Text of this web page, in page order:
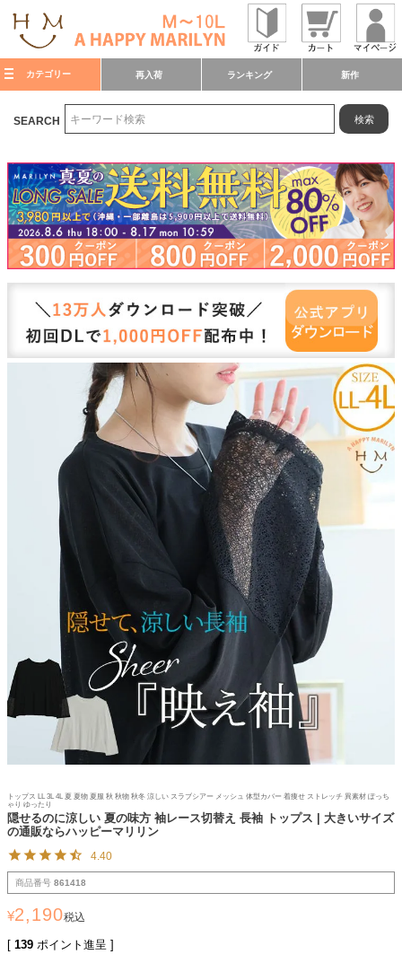
カテゴリー 再入荷 ランキング 新作
SEARCH 検索
トップス LL 3L 4L 夏 夏物 夏服 秋 秋物 秋冬 涼しい スラブシアー メッシュ 体型カバー 着痩せ ストレッチ 異素材 ぽっち
ゃり ゆったり
隠せるのに涼しい 夏の味方 袖レース切替え 長袖 トップス | 大きいサイズ
の通販ならハッピーマリリン
4.40
商品番号 861418
¥2,190税込
[ 139 ポイント進呈 ]